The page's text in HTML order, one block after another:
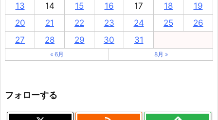
13
14 15 16 17 18
19
20
21 22 23 24 25
26
27
28 29 30 31
« 6月 8月 »
フォローする